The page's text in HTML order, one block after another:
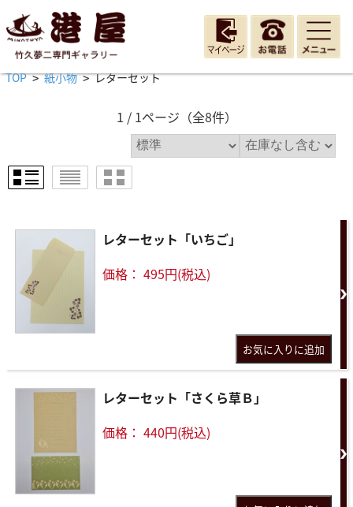
TOP > 紙小物 > レターセット
1 / 1ページ （全8件）
レターセット「いちご」
価格： 495円(税込)
レターセット「さくら草Ｂ」
価格： 440円(税込)